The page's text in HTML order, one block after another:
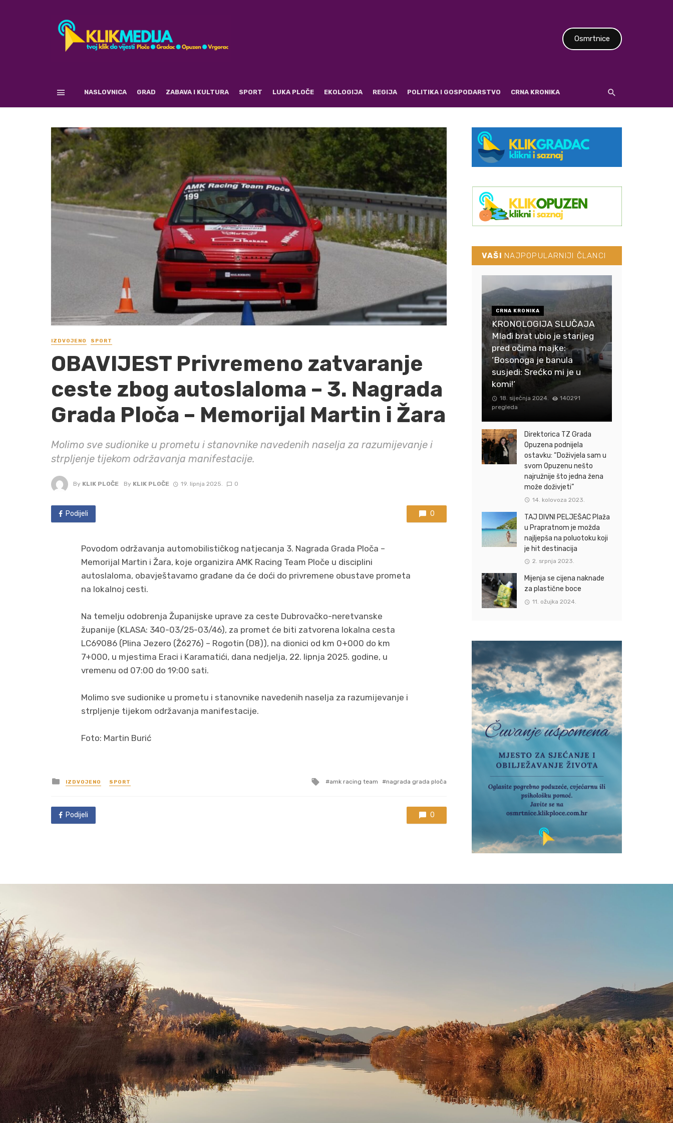
Osmrtnice
NASLOVNICA GRAD ZABAVA I KULTURA SPORT LUKA PLOČE EKOLOGIJA REGIJA POLITIKA I GOSPODARSTVO CRNA KRONIKA
IZDVOJENO SPORT
OBAVIJEST Privremeno zatvaranje
ceste zbog autoslaloma – 3. Nagrada
Grada Ploča – Memorijal Martin i Žara
Molimo sve sudionike u prometu i stanovnike navedenih naselja za razumijevanje i
strpljenje tijekom održavanja manifestacije.
By KLIK PLOČE By KLIK PLOČE 19. lipnja 2025. 0
Podijeli 0
Povodom održavanja automobilističkog natjecanja 3. Nagrada Grada Ploča –
Memorijal Martin i Žara, koje organizira AMK Racing Team Ploče u disciplini
autoslaloma, obavještavamo građane da će doći do privremene obustave prometa
na lokalnoj cesti.
Na temelju odobrenja Županijske uprave za ceste Dubrovačko-neretvanske
županije (KLASA: 340-03/25-03/46), za promet će biti zatvorena lokalna cesta
LC69086 (Plina Jezero (Ž6276) – Rogotin (D8)), na dionici od km 0+000 do km
7+000, u mjestima Eraci i Karamatići, dana nedjelja, 22. lipnja 2025. godine, u
vremenu od 07:00 do 19:00 sati.
Molimo sve sudionike u prometu i stanovnike navedenih naselja za razumijevanje i
strpljenje tijekom održavanja manifestacije.
Foto: Martin Burić
Posted
in
IZDVOJENO SPORT
Tagged
amk racing team nagrada grada ploča
Podijeli 0
VAŠI NAJPOPULARNIJI ČLANCI
CRNA KRONIKA
KRONOLOGIJA SLUČAJA
Mlađi brat ubio je starijeg
pred očima majke:
‘Bosonoga je banula
susjedi: Srećko mi je u
komi!‘
18. siječnja 2024.
140291
pregleda
Direktorica TZ Grada
Opuzena podnijela
ostavku: “Doživjela sam u
svom Opuzenu nešto
najružnije što jedna žena
može doživjeti”
14. kolovoza 2023.
TAJ DIVNI PELJEŠAC Plaža
u Prapratnom je možda
najljepša na poluotoku koji
je hit destinacija
2. srpnja 2023.
Mijenja se cijena naknade
za plastične boce
11. ožujka 2024.